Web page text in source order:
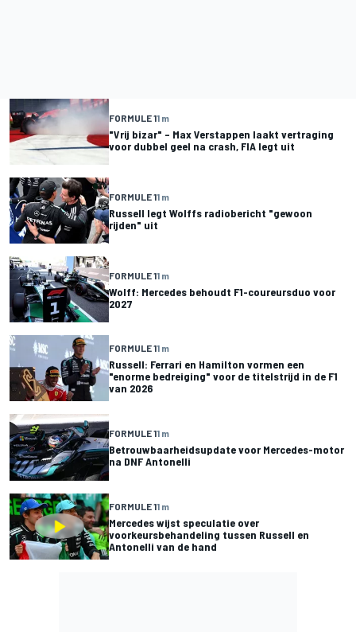
FORMULE 11 m
"Vrij bizar" – Max Verstappen laakt vertraging
voor dubbel geel na crash, FIA legt uit
FORMULE 11 m
Russell legt Wolffs radiobericht "gewoon
rijden" uit
FORMULE 11 m
Wolff: Mercedes behoudt F1-coureursduo voor
2027
FORMULE 11 m
Russell: Ferrari en Hamilton vormen een
"enorme bedreiging" voor de titelstrijd in de F1
van 2026
FORMULE 11 m
Betrouwbaarheidsupdate voor Mercedes-motor
na DNF Antonelli
FORMULE 11 m
Mercedes wijst speculatie over
voorkeursbehandeling tussen Russell en
Antonelli van de hand